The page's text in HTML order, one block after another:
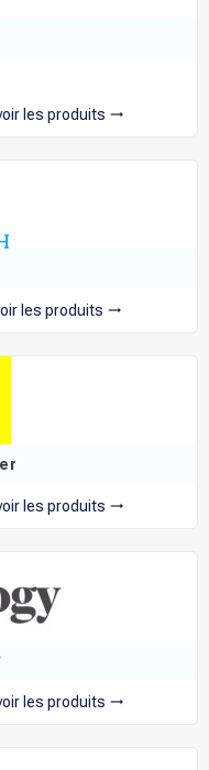
les produits trending_flat
les produits trending_flat
les produits trending_flat
les produits trending_flat